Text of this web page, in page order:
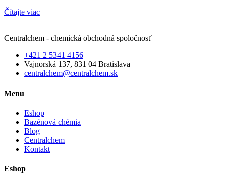
Čítajte viac
Centralchem - chemická obchodná spoločnosť
+421 2 5341 4156
Vajnorská 137, 831 04 Bratislava
centralchem@centralchem.sk
Menu
Eshop
Bazénová chémia
Blog
Centralchem
Kontakt
Eshop